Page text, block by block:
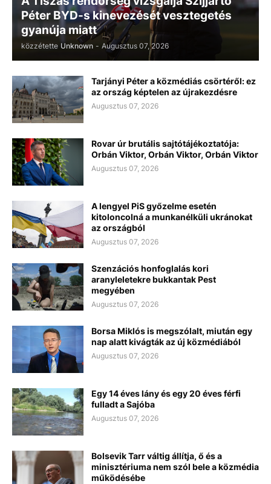
Péter BYD-s kinevezését vesztegetés
gyanúja miatt
közzétette Unknown - Augusztus 07, 2026
Tarjányi Péter a közmédiás csörtéről: ez
az ország képtelen az újrakezdésre
Augusztus 07, 2026
Rovar úr brutális sajtótájékoztatója:
Orbán Viktor, Orbán Viktor, Orbán Viktor
Augusztus 07, 2026
A lengyel PiS győzelme esetén
kitoloncolná a munkanélküli ukránokat
az országból
Augusztus 07, 2026
Szenzációs honfoglalás kori
aranyleletekre bukkantak Pest
megyében
Augusztus 07, 2026
Borsa Miklós is megszólalt, miután egy
nap alatt kivágták az új közmédiából
Augusztus 07, 2026
Egy 14 éves lány és egy 20 éves férfi
fulladt a Sajóba
Augusztus 07, 2026
Bolsevik Tarr váltig állítja, ő és a
minisztériuma nem szól bele a közmédia
működésébe